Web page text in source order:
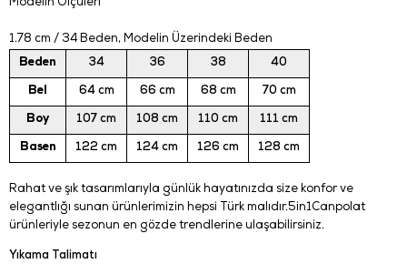
Modelin Ölçüleri
1.78 cm / 34 Beden, Modelin Üzerindeki Beden
Beden
34 36 38 40
Bel 64 cm 66 cm 68 cm 70 cm
Boy 107 cm 108 cm 110 cm 111 cm
Basen 122 cm 124 cm 126 cm 128 cm
Rahat ve şık tasarımlarıyla günlük hayatınızda size konfor ve
elegantlığı sunan ürünlerimizin hepsi Türk malıdır.5in1Canpolat
ürünleriyle sezonun en gözde trendlerine ulaşabilirsiniz.
Yıkama Talimatı